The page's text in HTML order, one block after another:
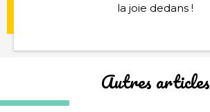
la joie dedans !
Autres articles